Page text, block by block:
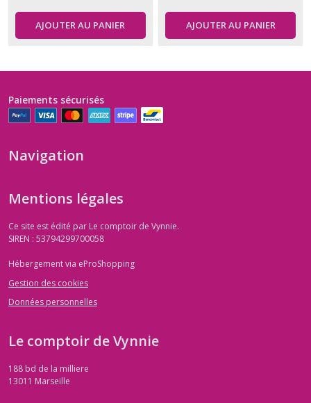
AJOUTER AU PANIER AJOUTER AU PANIER
(5)
Chrysoprase
calcedoine
(4)
Cornaline
de
(11)
Paiements sécurisés
Navigation
Mentions légales
Ce site est édité par Le comptoir de Vynnie.
SIREN : 53794299700058
Hébergement via eProShopping
Gestion des cookies
Données personnelles
Le comptoir de Vynnie
188 bd de la milliere
13011 Marseille